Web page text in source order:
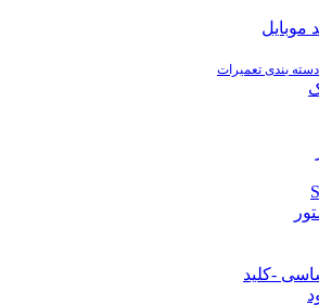
بندی تعمیرات
-کلید